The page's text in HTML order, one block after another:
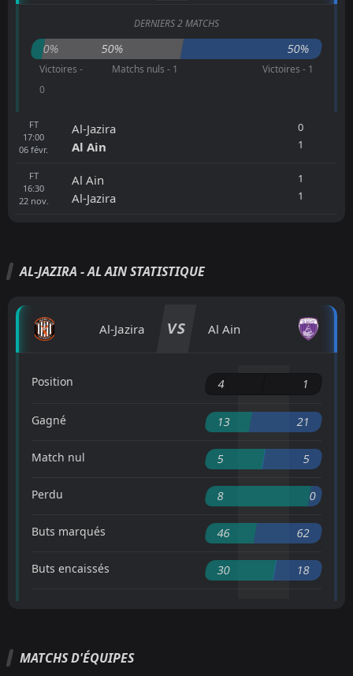
DERNIERS 2 MATCHS
0% 50% 50%
Victoires -
0
Matchs nuls - 1 Victoires - 1
FT
17:00
06 févr.
Al-Jazira
Al Ain
0
1
FT
16:30
22 nov.
Al Ain
Al-Jazira
1
1
AL-JAZIRA - AL AIN STATISTIQUE
Al-Jazira VS Al Ain
Position 4 1
Gagné 13 21
Match nul 5 5
Perdu 8 0
Buts marqués 46 62
Buts encaissés 30 18
MATCHS D'ÉQUIPES